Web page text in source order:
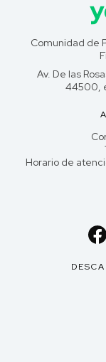
Comunidad de
Av. De las
44500,
Horario de